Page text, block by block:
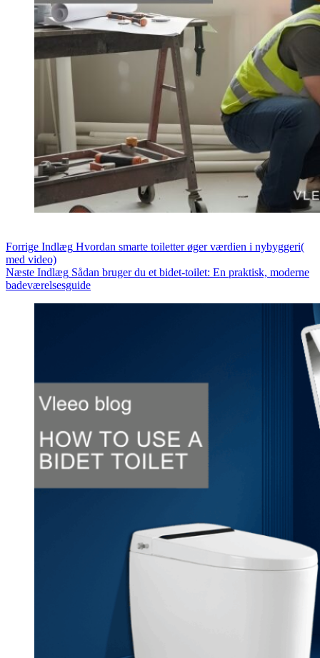
Forrige Indlæg Hvordan smarte toiletter øger værdien i nybyggeri(
med video)
Næste Indlæg Sådan bruger du et bidet-toilet: En praktisk, moderne
badeværelsesguide